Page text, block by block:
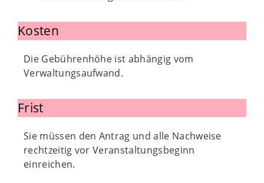
Kosten
Die Gebührenhöhe ist abhängig vom
Verwaltungsaufwand.
Frist
Sie müssen den Antrag und alle Nachweise
rechtzeitig vor Veranstaltungsbeginn
einreichen.